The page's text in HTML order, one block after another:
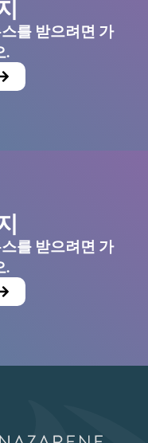
를 받으려면 가
.
를 받으려면 가
.